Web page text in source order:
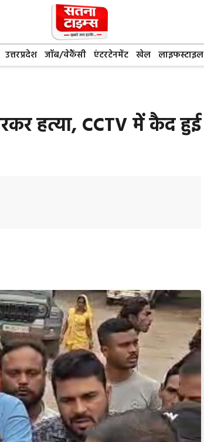
उत्तरप्रदेश जॉब/वेकैंसी एंटरटेनमेंट खेल लाइफस्टाइल
हत्या, CCTV में कैद हुई